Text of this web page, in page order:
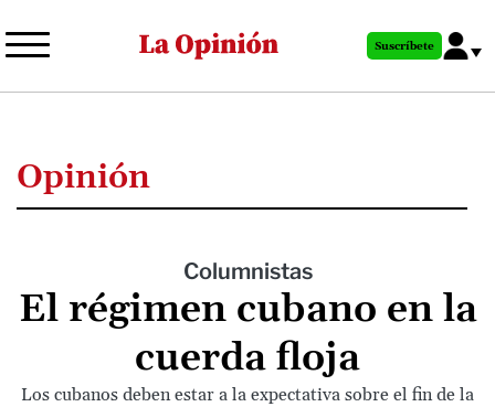
al
principal
Suscríbete
Opinión
Columnistas
El régimen cubano en la
cuerda floja
Los cubanos deben estar a la expectativa sobre el fin de la